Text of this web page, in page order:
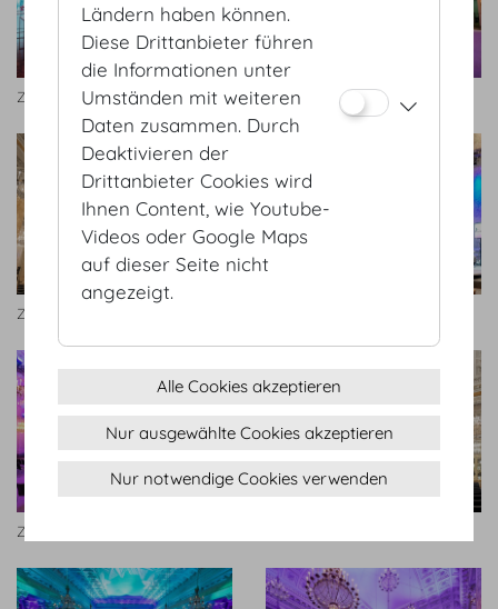
Zeremoniensaal Zeremoniensaal.jpg
Zeremoniensaal
Zeremoniensaal.jpg
Ländern haben können.
Diese Drittanbieter führen
die Informationen unter
Umständen mit weiteren
Daten zusammen. Durch
Deaktivieren der
Drittanbieter Cookies wird
Ihnen Content, wie Youtube-
Videos oder Google Maps
auf dieser Seite nicht
angezeigt.
Alle Cookies akzeptieren
Nur ausgewählte Cookies akzeptieren
Nur notwendige Cookies verwenden